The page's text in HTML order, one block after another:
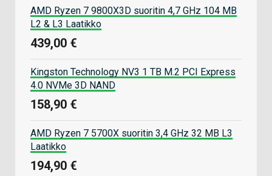
AMD Ryzen 7 9800X3D suoritin 4,7 GHz 104 MB
L2 & L3 Laatikko
439,00 €
Kingston Technology NV3 1 TB M.2 PCI Express
4.0 NVMe 3D NAND
158,90 €
AMD Ryzen 7 5700X suoritin 3,4 GHz 32 MB L3
Laatikko
194,90 €